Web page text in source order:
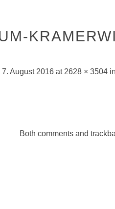
7. August 2016at 2628 × 3504in
Both comments and